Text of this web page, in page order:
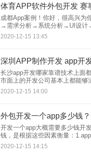
体育APP软件外包开发 赛
成都App案例！你好，很高兴为
→需求分析→系统分析→UI设计
测试→试用运营→正式使用→项
服务。案例有：红牛_羽林争霸
2020-12-15 13:45
深圳APP制作开发 app开
长沙app开发哪家靠谱技术上面
市面上的开发公司基本上都能够
需要，如果你不是定制原生开发
生开发，那么还是建议你选择一
2020-12-15 14:00
开发一个app大概需要多少钱开
钱，是根据这些因素衡量：1.app
大费用越高。2.app开发一般都
不是批发，所以费用高。3.程序
2020-12-15 14:15